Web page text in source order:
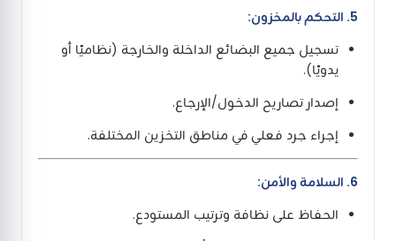
5. التحكم بالمخزون:
تسجيل جميع البضائع الداخلة والخارجة (نظاميًا أو
يدويًا).
إصدار تصاريح الدخول/الإرجاع.
إجراء جرد فعلي في مناطق التخزين المختلفة.
6. السلامة والأمن:
الحفاظ على نظافة وترتيب المستودع.